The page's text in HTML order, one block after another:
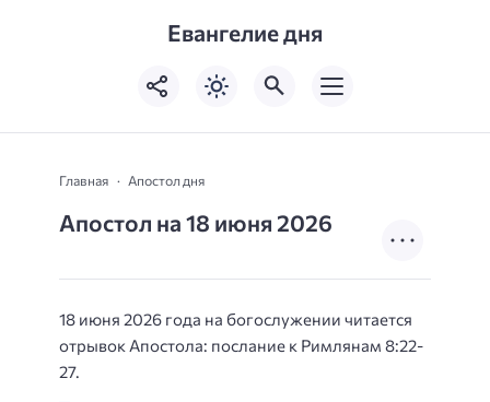
Евангелие дня
Главная Апостол дня
Апостол на 18 июня 2026
18 июня 2026 года на богослужении читается
отрывок Апостола: послание к Римлянам 8:22-
27.